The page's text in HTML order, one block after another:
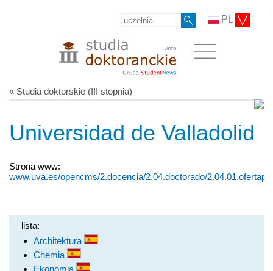
PL
« Studia doktorskie (III stopnia)
Universidad de Valladolid
Strona www:
www.uva.es/opencms/2.docencia/2.04.doctorado/
lista:
Architektura
Chemia
Ekonomia